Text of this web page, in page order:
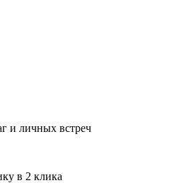
и личных встреч
в 2 клика